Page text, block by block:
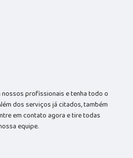
profissionais e tenha todo o
dos serviços já citados, também
em contato agora e tire todas
equipe.